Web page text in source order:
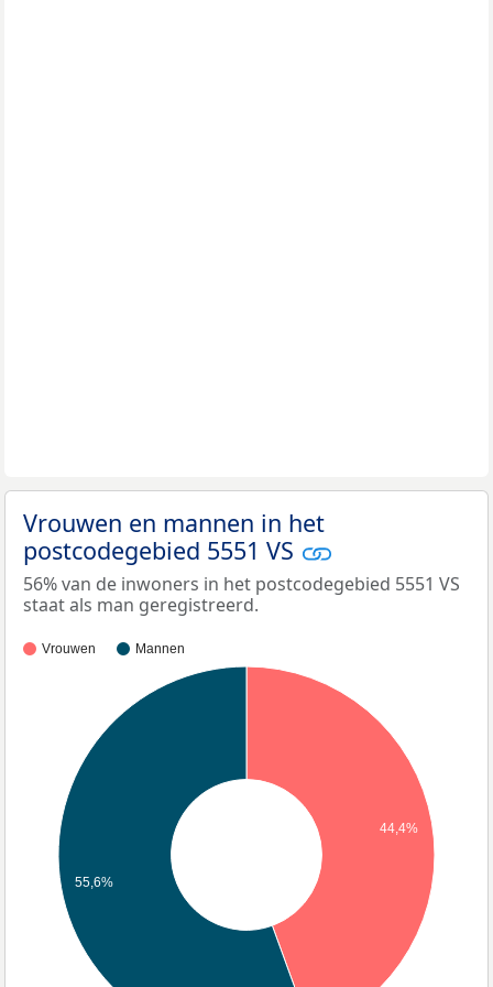
Vrouwen en mannen in het
postcodegebied 5551 VS
56% van de inwoners in het postcodegebied 5551 VS
staat als man geregistreerd.
Vrouwen Mannen
44,4%
55,6%